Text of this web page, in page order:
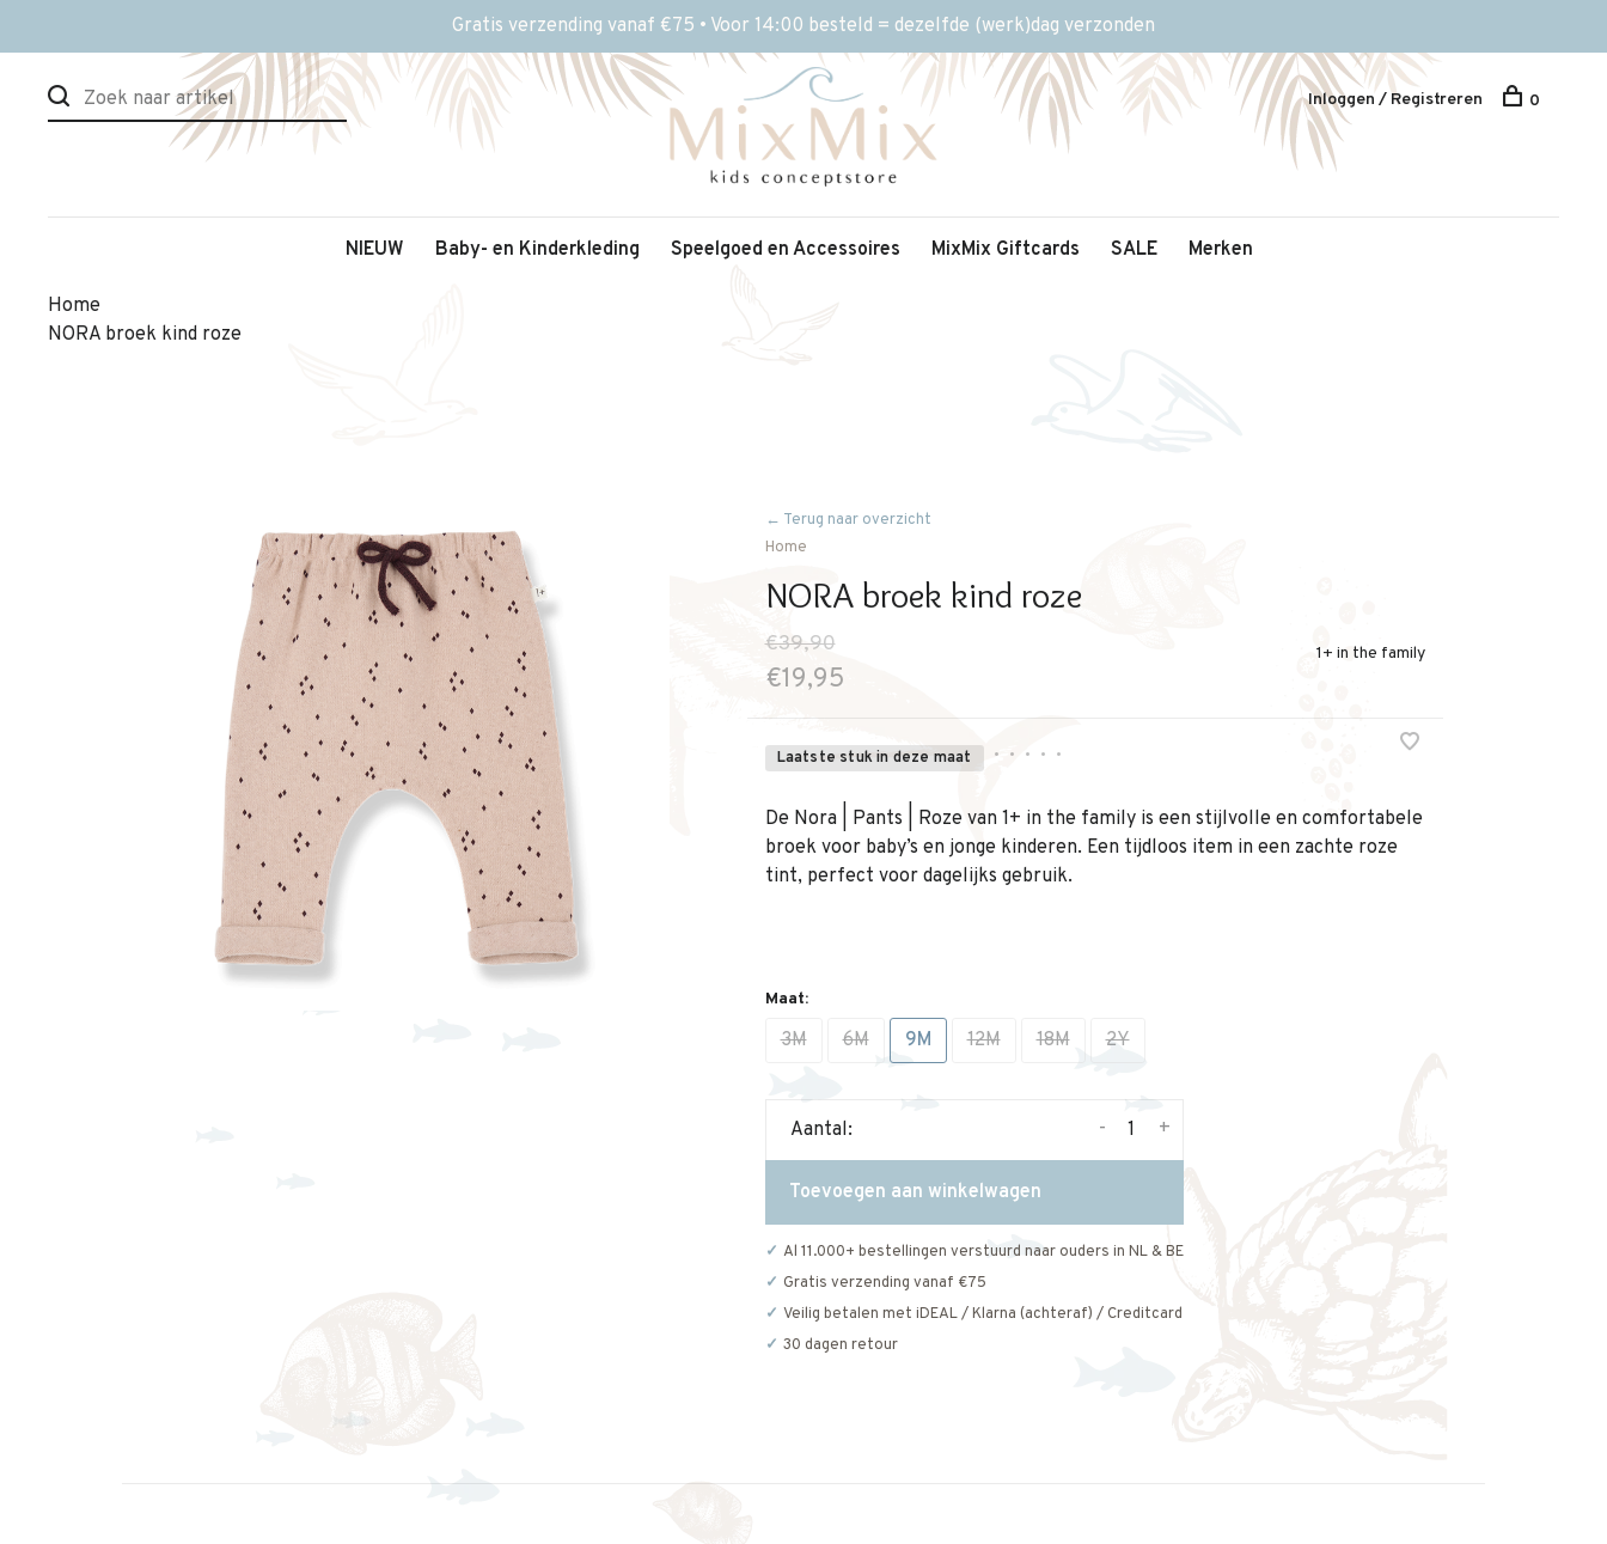
Gratis verzending vanaf €75 • Voor 14:00 besteld = dezelfde (werk)dag verzonden
NIEUW Baby- en Kinderkleding Speelgoed en Accessoires MixMix Giftcards SALE Merken
Inloggen / Registreren 0
Home
NORA broek kind roze
← Terug naar overzicht
Home
NORA broek kind roze
€39,90
€19,95
1+ in the family
Laatste stuk in deze maat • • • • •
De Nora | Pants | Roze van 1+ in the family is een stijlvolle en comfortabele
broek voor baby’s en jonge kinderen. Een tijdloos item in een zachte roze
tint, perfect voor dagelijks gebruik.
Maat:
3M 6M 9M 12M 18M 2Y
Aantal: +
-
Toevoegen aan winkelwagen
Al 11.000+ bestellingen verstuurd naar ouders in NL & BE
Gratis verzending vanaf €75
Veilig betalen met iDEAL / Klarna (achteraf) / Creditcard
30 dagen retour